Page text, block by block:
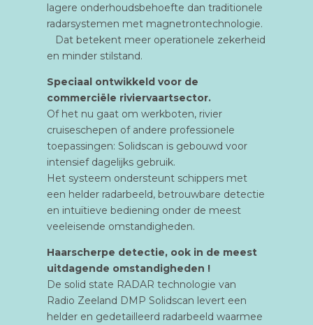
lagere onderhoudsbehoefte dan traditionele
radarsystemen met magnetrontechnologie.
Dat betekent meer operationele zekerheid
en minder stilstand.
Speciaal ontwikkeld voor de
commerciële riviervaartsector.
Of het nu gaat om werkboten, rivier
cruiseschepen of andere professionele
toepassingen: Solidscan is gebouwd voor
intensief dagelijks gebruik.
Het systeem ondersteunt schippers met
een helder radarbeeld, betrouwbare detectie
en intuïtieve bediening onder de meest
veeleisende omstandigheden.
Haarscherpe detectie, ook in de meest
uitdagende omstandigheden !
De solid state RADAR technologie van
Radio Zeeland DMP Solidscan levert een
helder en gedetailleerd radarbeeld waarmee